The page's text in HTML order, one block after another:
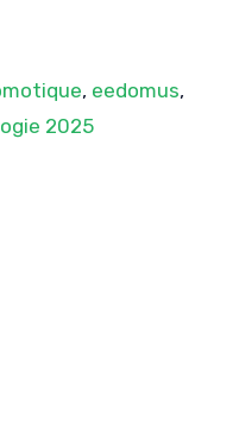
, eedomus,
2025